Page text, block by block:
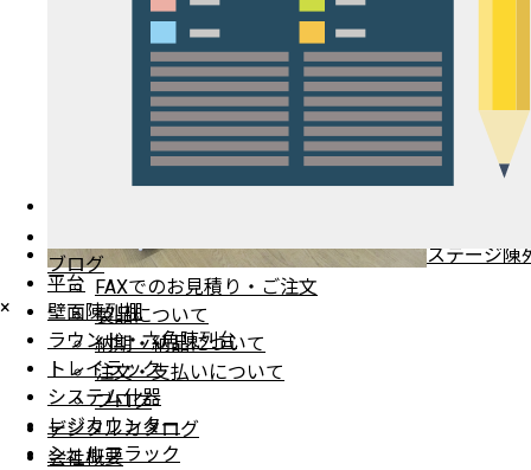
納入場所・地域別一覧
店舗別納入事例
道の駅・直売所
おみやげ
販売店・イベント
飲食料品店
よくある質問
FAXでのお見積り・ご注文
製品について
納期・納品について
注文・支払いについて
ブログ
デジタルカタログ
会社概要
ステージ陳
平台
壁面陳列棚
ラウンド・六角陳列台
トレイラック
システム什器
レジカウンター
シェルフラック
ブログ
×